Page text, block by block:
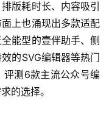
版耗时长、内容吸引
上也涌现出多款适配
能型的壹伴助手、侧
的SVG编辑器等热门
评测6款主流公众号编
的选择。